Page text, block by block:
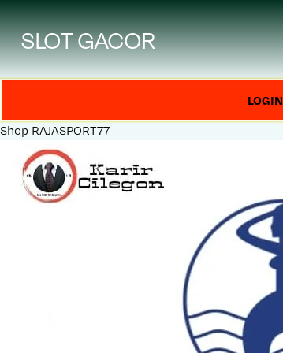
SLOT GACOR
LOGIN
Shop RAJASPORT77